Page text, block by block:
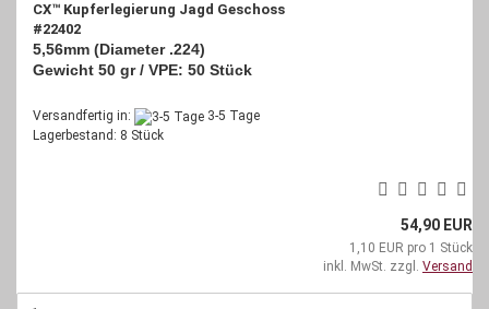
CX™ Kupferlegierung Jagd Geschoss
#22402
5,56mm (Diameter .224)
Gewicht 50 gr / VPE: 50 Stück
Versandfertig in:
3-5 Tage
Lagerbestand: 8 Stück
54,90 EUR
1,10 EUR pro 1 Stück
inkl. MwSt. zzgl. Versand